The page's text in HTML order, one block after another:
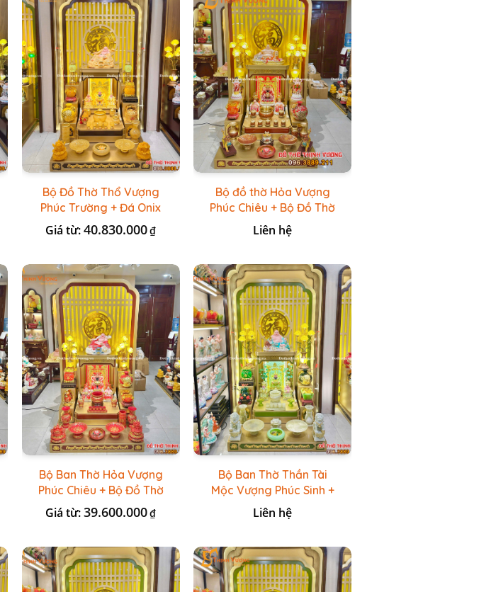
Bộ Đồ Thờ Thổ Vượng
Phúc Trường + Đá Onix
Vàng
Giá từ:40.830.000₫
Bộ đồ thờ Hỏa Vượng
Phúc Chiêu + Bộ Đồ Thờ
Đá Đỏ Bọc Đồng Cao
cấp
Liên hệ
Bộ Ban Thờ Hỏa Vượng
Phúc Chiêu + Bộ Đồ Thờ
Đài Loan Gấm Đỏ
Giá từ:39.600.000₫
Bộ Ban Thờ Thần Tài
Mộc Vượng Phúc Sinh +
Bộ Đồ Thờ Đá Ngọc
Hoàng Long
Liên hệ